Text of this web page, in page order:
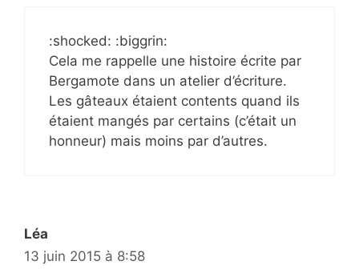
:shocked: :biggrin:
Cela me rappelle une histoire écrite par
Bergamote dans un atelier d’écriture.
Les gâteaux étaient contents quand ils
étaient mangés par certains (c’était un
honneur) mais moins par d’autres.
Léa
13 juin 2015 à 8:58